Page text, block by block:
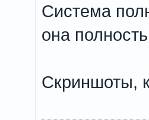
Система
она
Скриншоты,